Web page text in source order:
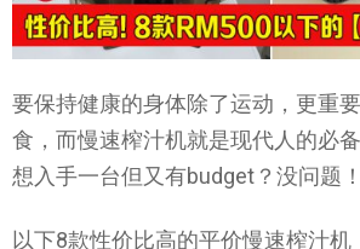
要保持健康的身体除了运动，更重
食，而慢速榨汁机就是现代人的必备
想入手一台但又有budget？没问题！
以下8款性价比高的平价慢速榨汁机